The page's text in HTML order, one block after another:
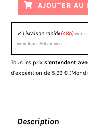
Bleu
blanc
rouge
AJOUTER AU
✓ Livraison rapide (48h)voir les
conditions de livraisons
Tous les prixs’entendent
d’expédition de 5,99 €
Description